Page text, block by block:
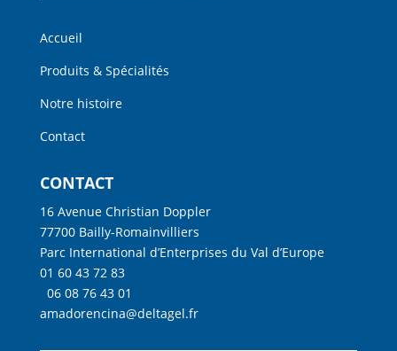
Accueil
Produits & Spécialités
Notre histoire
Contact
CONTACT
16 Avenue Christian Doppler
77700 Bailly-Romainvilliers
Parc International d’Enterprises du Val d’Europe
01 60 43 72 83
06 08 76 43 01
amadorencina@deltagel.fr